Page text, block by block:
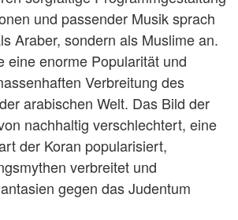
und passender Musik sprach
Araber, sondern als Muslime an.
eine enorme Popularität und
Verbreitung des
arabischen Welt. Das Bild der
nachhaltig verschlechtert, eine
der Koran popularisiert,
verbreitet und
gegen das Judentum